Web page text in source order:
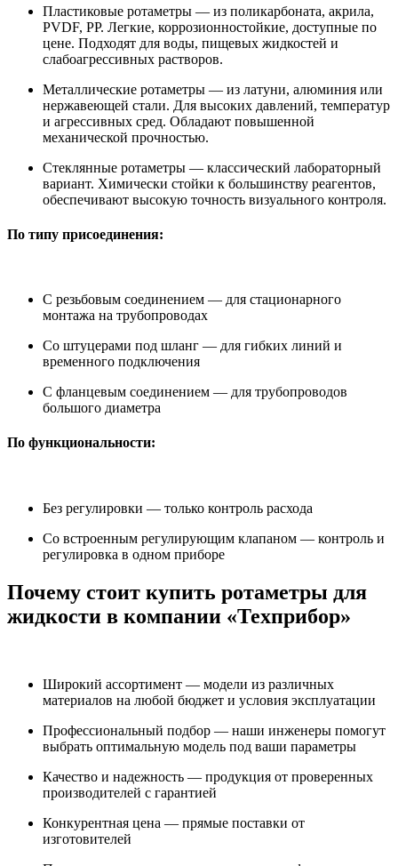
Пластиковые ротаметры — из поликарбоната, акрила,
PVDF, PP. Легкие, коррозионностойкие, доступные по
цене. Подходят для воды, пищевых жидкостей и
слабоагрессивных растворов.
Металлические ротаметры — из латуни, алюминия или
нержавеющей стали. Для высоких давлений, температур
и агрессивных сред. Обладают повышенной
механической прочностью.
Стеклянные ротаметры — классический лабораторный
вариант. Химически стойки к большинству реагентов,
обеспечивают высокую точность визуального контроля.
По типу присоединения:
С резьбовым соединением — для стационарного
монтажа на трубопроводах
Со штуцерами под шланг — для гибких линий и
временного подключения
С фланцевым соединением — для трубопроводов
большого диаметра
По функциональности:
Без регулировки — только контроль расхода
Со встроенным регулирующим клапаном — контроль и
регулировка в одном приборе
Почему стоит купить ротаметры для
жидкости в компании «Техприбор»
Широкий ассортимент — модели из различных
материалов на любой бюджет и условия эксплуатации
Профессиональный подбор — наши инженеры помогут
выбрать оптимальную модель под ваши параметры
Качество и надежность — продукция от проверенных
производителей с гарантией
Конкурентная цена — прямые поставки от
изготовителей